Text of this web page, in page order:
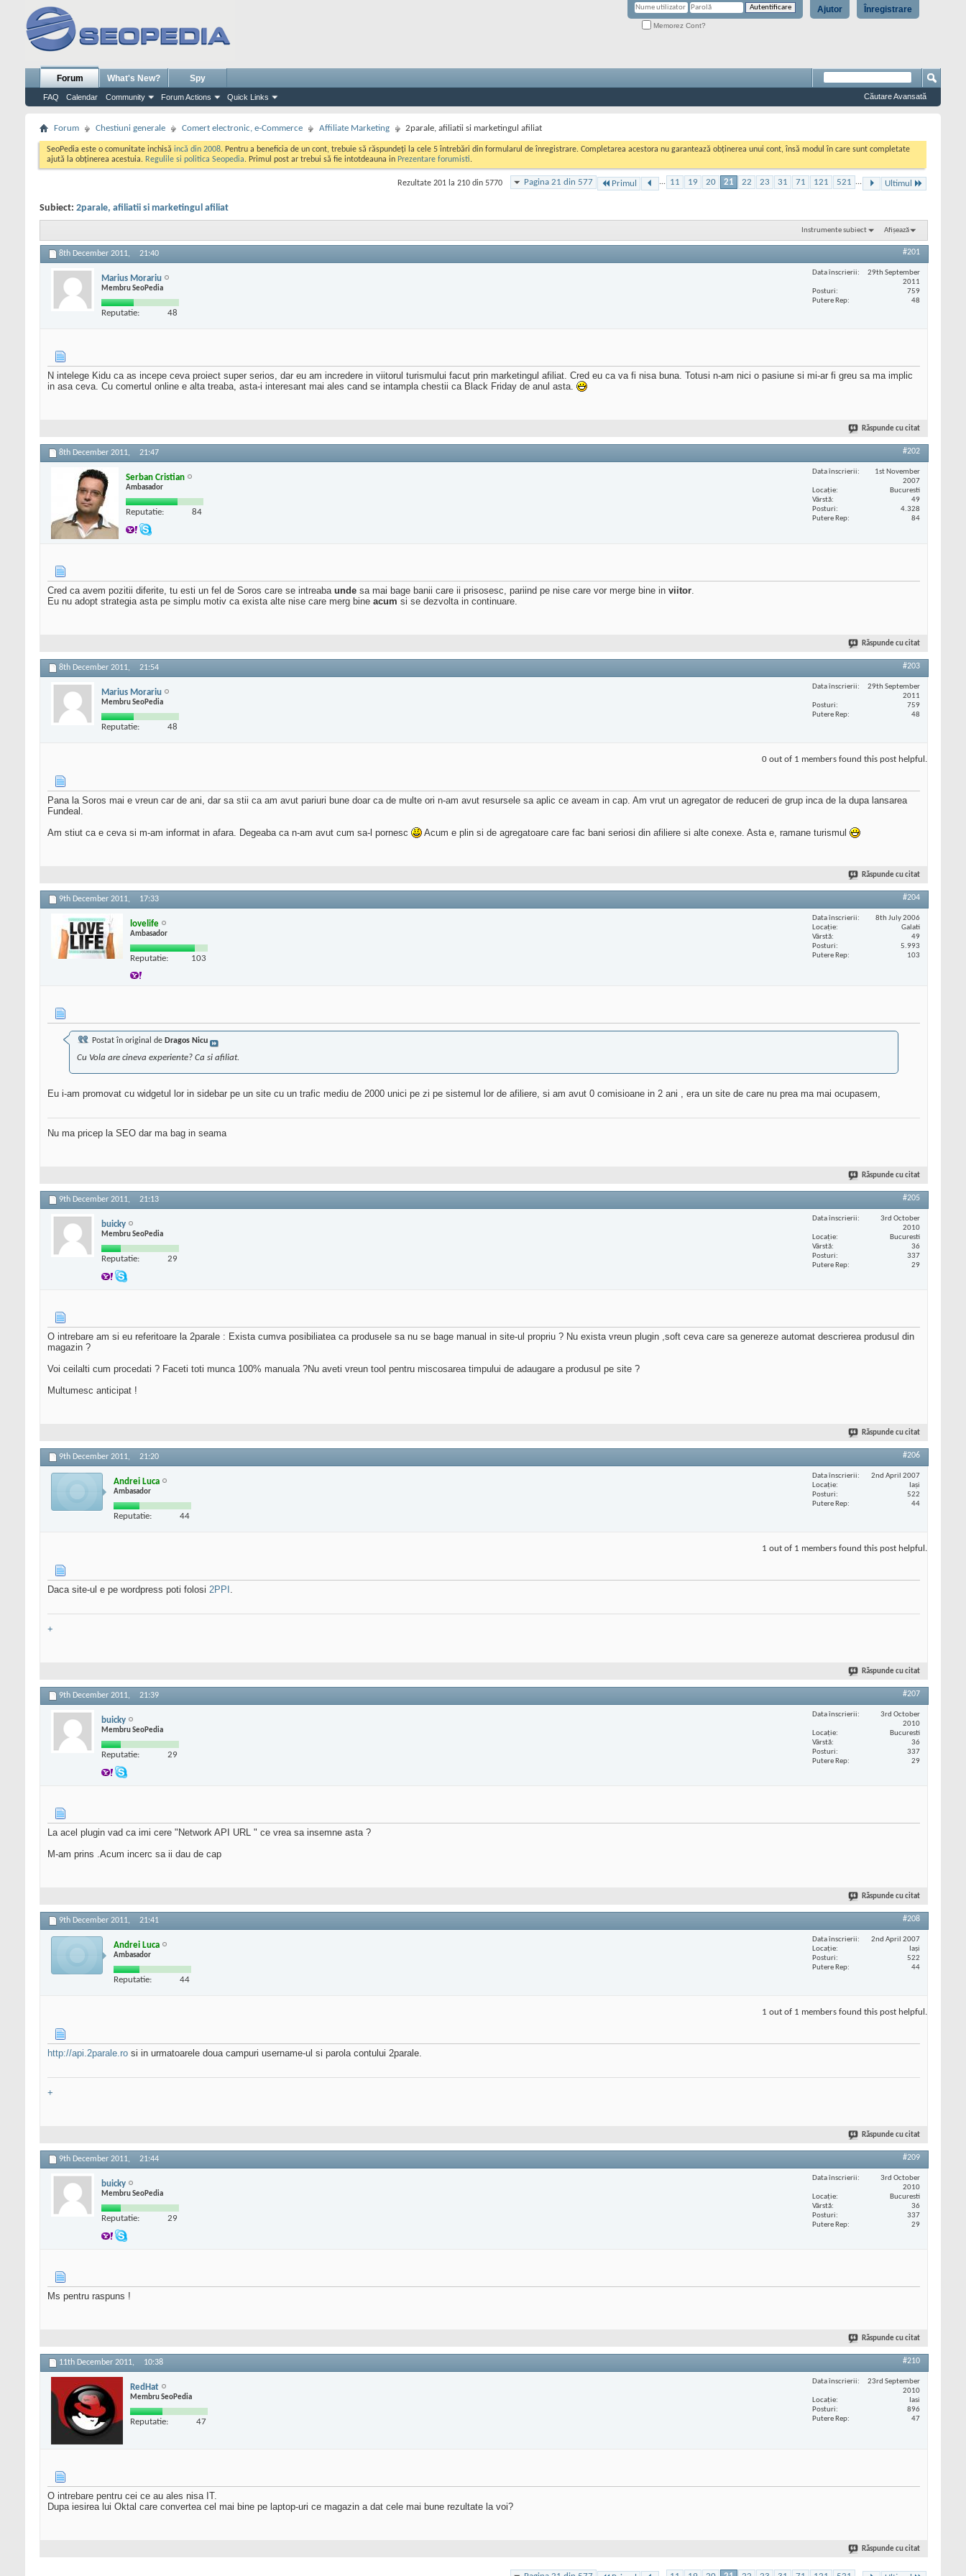
Înregistrare
Ajutor
Memorez Cont?
Forum
FAQ Calendar Community Forum Actions Quick Links
What's New? Spy
Căutare Avansată
Forum Chestiuni generale Comert electronic, e-Commerce Affiliate Marketing 2parale, afiliatii si marketingul afiliat
SeoPedia este o comunitate inchisă incă din 2008. Pentru a beneficia de un cont, trebuie să răspundeți la cele 5 întrebări din formularul de înregistrare. Completarea acestora nu garantează obținerea unui cont, însă modul în care sunt completate
ajută la obținerea acestuia. Regulile si politica Seopedia. Primul post ar trebui să fie intotdeauna in Prezentare forumisti.
Pagina 21 din 577 Primul ... 11 19 20 21 22 23 31 71 121 521 ... Ultimul
Rezultate 201 la 210 din 5770
Subiect: 2parale, afiliatii si marketingul afiliat
Instrumente subiect Afișează
8th December 2011, 21:40 #201
Marius Morariu
Membru SeoPedia
Reputatie: 48
Data înscrierii
29th September
2011
Posturi
759
Putere Rep
48
N intelege Kidu ca as incepe ceva proiect super serios, dar eu am incredere in viitorul turismului facut prin marketingul afiliat. Cred eu ca va fi nisa buna. Totusi n-am nici o pasiune si mi-ar fi greu sa ma implic
in asa ceva. Cu comertul online e alta treaba, asta-i interesant mai ales cand se intampla chestii ca Black Friday de anul asta.
Răspunde cu citat
8th December 2011, 21:47 #202
Serban Cristian
Ambasador
Reputatie: 84
Data înscrierii
1st November
2007
Locaţie
Bucuresti
Vârstă
49
Posturi
4.328
Putere Rep
84
Cred ca avem pozitii diferite, tu esti un fel de Soros care se intreaba unde sa mai bage banii care ii prisosesc, pariind pe nise care vor merge bine in viitor.
Eu nu adopt strategia asta pe simplu motiv ca exista alte nise care merg bine acum si se dezvolta in continuare.
Răspunde cu citat
8th December 2011, 21:54 #203
Marius Morariu
Membru SeoPedia
Reputatie: 48
Data înscrierii
29th September
2011
Posturi
759
Putere Rep
48
0 out of 1 members found this post helpful.
Pana la Soros mai e vreun car de ani, dar sa stii ca am avut pariuri bune doar ca de multe ori n-am avut resursele sa aplic ce aveam in cap. Am vrut un agregator de reduceri de grup inca de la dupa lansarea
Fundeal.
Am stiut ca e ceva si m-am informat in afara. Degeaba ca n-am avut cum sa-l pornesc
Acum e plin si de agregatoare care fac bani seriosi din afiliere si alte conexe. Asta e, ramane turismul
Răspunde cu citat
9th December 2011, 17:33 #204
lovelife
Ambasador
Reputatie: 103
Data înscrierii
8th July 2006
Locaţie
Galati
Vârstă
49
Posturi
5.993
Putere Rep
103
Postat în original de Dragos Nicu
Cu Vola are cineva experiente? Ca si afiliat.
Eu i-am promovat cu widgetul lor in sidebar pe un site cu un trafic mediu de 2000 unici pe zi pe sistemul lor de afiliere, si am avut 0 comisioane in 2 ani , era un site de care nu prea ma mai ocupasem,
Nu ma pricep la SEO dar ma bag in seama
Răspunde cu citat
9th December 2011, 21:13 #205
buicky
Membru SeoPedia
Reputatie: 29
Data înscrierii
3rd October
2010
Locaţie
Bucuresti
Vârstă
36
Posturi
337
Putere Rep
29
O intrebare am si eu referitoare la 2parale : Exista cumva posibiliatea ca produsele sa nu se bage manual in site-ul propriu ? Nu exista vreun plugin ,soft ceva care sa genereze automat descrierea produsul din
magazin ?
Voi ceilalti cum procedati ? Faceti toti munca 100% manuala ?Nu aveti vreun tool pentru miscosarea timpului de adaugare a produsul pe site ?
Multumesc anticipat !
Răspunde cu citat
9th December 2011, 21:20 #206
Andrei Luca
Ambasador
Reputatie: 44
Data înscrierii
2nd April 2007
Locaţie
Iași
Posturi
522
Putere Rep
44
1 out of 1 members found this post helpful.
Daca site-ul e pe wordpress poti folosi 2PPI .
+
Răspunde cu citat
9th December 2011, 21:39 #207
buicky
Membru SeoPedia
Reputatie: 29
Data înscrierii
3rd October
2010
Locaţie
Bucuresti
Vârstă
36
Posturi
337
Putere Rep
29
La acel plugin vad ca imi cere "Network API URL " ce vrea sa insemne asta ?
M-am prins .Acum incerc sa ii dau de cap
Răspunde cu citat
9th December 2011, 21:41 #208
Andrei Luca
Ambasador
Reputatie: 44
Data înscrierii
2nd April 2007
Locaţie
Iași
Posturi
522
Putere Rep
44
1 out of 1 members found this post helpful.
http://api.2parale.ro si in urmatoarele doua campuri username-ul si parola contului 2parale.
+
Răspunde cu citat
9th December 2011, 21:44 #209
buicky
Membru SeoPedia
Reputatie: 29
Data înscrierii
3rd October
2010
Locaţie
Bucuresti
Vârstă
36
Posturi
337
Putere Rep
29
Ms pentru raspuns !
Răspunde cu citat
11th December 2011, 10:38 #210
RedHat
Membru SeoPedia
Reputatie: 47
Data înscrierii
23rd September
2010
Locaţie
Iasi
Posturi
896
Putere Rep
47
O intrebare pentru cei ce au ales nisa IT.
Dupa iesirea lui Oktal care convertea cel mai bine pe laptop-uri ce magazin a dat cele mai bune rezultate la voi?
Răspunde cu citat